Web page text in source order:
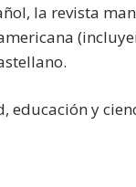
la revista
educación y